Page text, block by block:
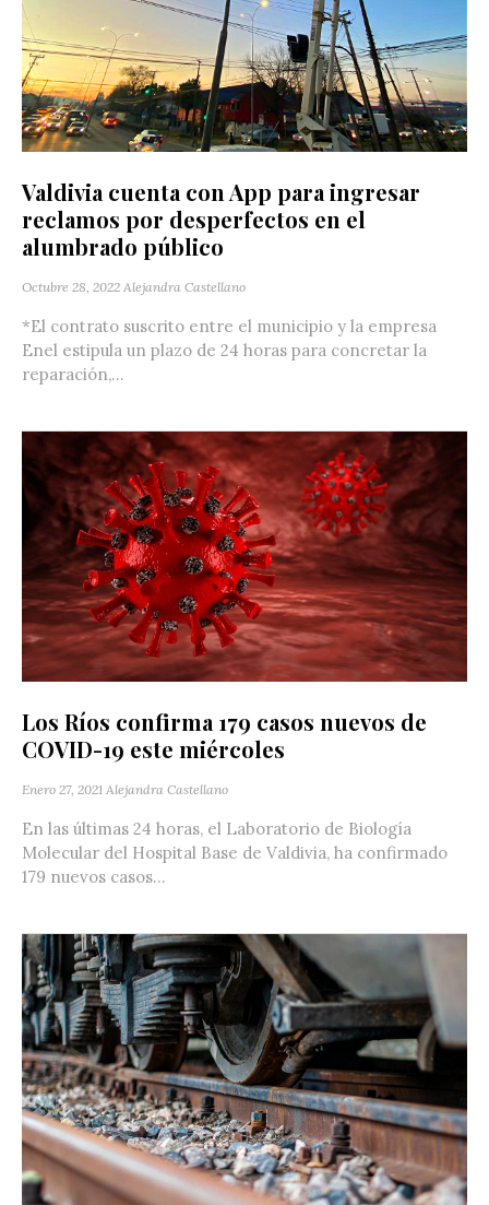
Valdivia cuenta con App para ingresar
reclamos por desperfectos en el
alumbrado público
Octubre 28, 2022 Alejandra Castellano
*El contrato suscrito entre el municipio y la empresa
Enel estipula un plazo de 24 horas para concretar la
reparación,...
Los Ríos confirma 179 casos nuevos de
COVID-19 este miércoles
Enero 27, 2021 Alejandra Castellano
En las últimas 24 horas, el Laboratorio de Biología
Molecular del Hospital Base de Valdivia, ha confirmado
179 nuevos casos...